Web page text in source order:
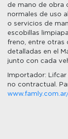
de mano de obra
normales de uso
o servicios de
escobillas
freno, entre otras
detalladas en el
junto con cada
Importador: Lifcar
no contractual.